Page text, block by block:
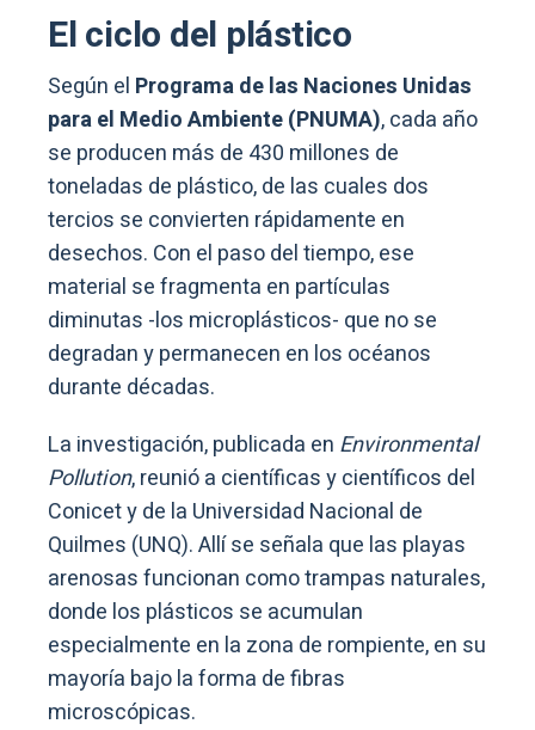
El ciclo del plástico
Según el Programa de las Naciones Unidas
para el Medio Ambiente (PNUMA), cada año
se producen más de 430 millones de
toneladas de plástico, de las cuales dos
tercios se convierten rápidamente en
desechos. Con el paso del tiempo, ese
material se fragmenta en partículas
diminutas -los microplásticos- que no se
degradan y permanecen en los océanos
durante décadas.
La investigación, publicada en Environmental
Pollution, reunió a científicas y científicos del
Conicet y de la Universidad Nacional de
Quilmes (UNQ). Allí se señala que las playas
arenosas funcionan como trampas naturales,
donde los plásticos se acumulan
especialmente en la zona de rompiente, en su
mayoría bajo la forma de fibras
microscópicas.